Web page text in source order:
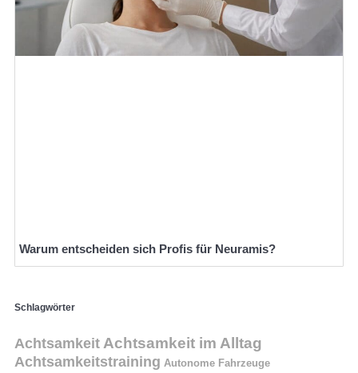
Warum entscheiden sich Profis für Neuramis?
Schlagwörter
AchtsamkeitAchtsamkeit im Alltag
Achtsamkeitstraining Autonome Fahrzeuge